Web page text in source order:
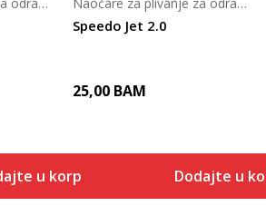
u korpu
Speedo Jet 2.0
25,00 BAM
Dodajte u